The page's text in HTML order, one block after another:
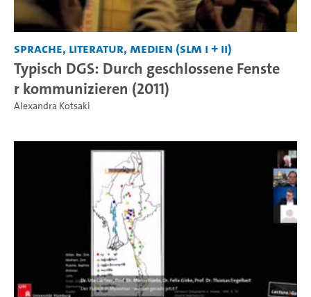
Sprache, Literatur, Medien (SLM I + II)
Typisch DGS: Durch geschlossene Fenste
r kommunizieren (2011)
Alexandra Kotsaki